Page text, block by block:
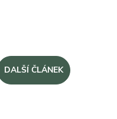
DALŠÍ ČLÁNEK